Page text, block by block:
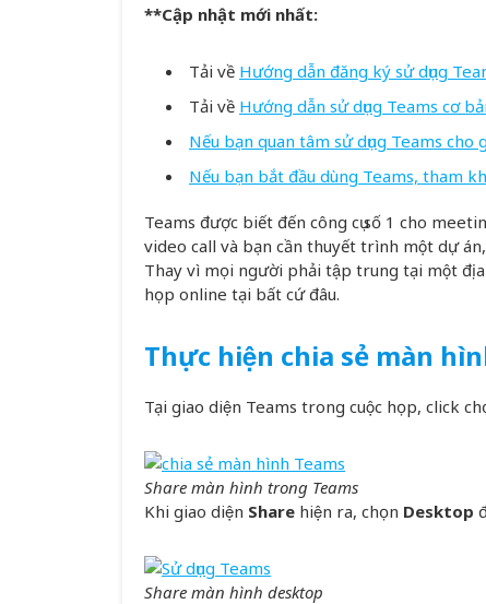
**Cập nhật mới nhất:
Tải về Hướng dẫn đăng ký sử dụng
Tải về Hướng dẫn sử dụng Teams cơ
Nếu bạn quan tâm sử dụng Teams
Nếu bạn bắt đầu dùng Teams, tham
Teams được biết đến công cụ số 1 cho
video call và bạn cần thuyết trình một dự
Thay vì mọi người phải tập trung tại một
họp online tại bất cứ đâu.
Thực hiện chia sẻ màn
Tại giao diện Teams trong cuộc họp, click
Share màn hình trong Teams
Khi giao diện Share hiện ra, chọn Desktop
Share màn hình desktop